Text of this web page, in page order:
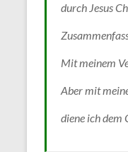
durch Jesus
Mit meinem
Aber mit
diene ich dem